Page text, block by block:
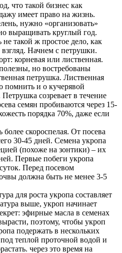
что такой бизнес как
имеет право на жизнь.
нужно «организовать»
выращивать круглый год.
такой ж простое дело, как
Начнем с петрушки.
корневая или лиственная.
но востребованы
петрушка. Лиственная
помнить и о кучерявой
созревает в течение
семян пробиваются через 15-
порядка 70%, даже если
скороспелая. От посева
30-45 дней. Семена укропа
(похоже на зонтики) – их
Первые побеги укропа
Перед посевом
должна быть не менее 3-5
для роста укропа составляет
выше, укроп начинает
эфирные масла в семенах
поэтому, чтобы укроп
подержать в нескольких
теплой проточной водой и
через это время на